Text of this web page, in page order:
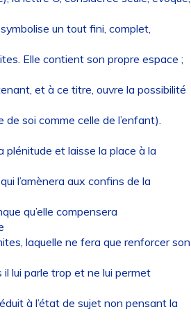
un tout fini, complet,
Elle contient son propre espace ;
et à ce titre, ouvre la possibilité
de soi comme celle de l’enfant).
plénitude et laisse la place à la
l’amènera aux confins de la
qu’elle compensera
laquelle ne fera que renforcer son
il lui parle trop et ne lui permet
à l’état de sujet non pensant la